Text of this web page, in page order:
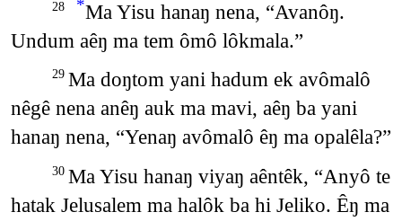
28 *Ma Yisu hanaŋ nena, “Avanôŋ.
Undum aêŋ ma tem ômô lôkmala.”
29 Ma doŋtom yani hadum ek avômalô
nêgê nena anêŋ auk ma mavi, aêŋ ba yani
hanaŋ nena, “Yenaŋ avômalô êŋ ma opalêla?”
30 Ma Yisu hanaŋ viyaŋ aêntêk, “Anyô te
hatak Jelusalem ma halôk ba hi Jeliko. Êŋ ma